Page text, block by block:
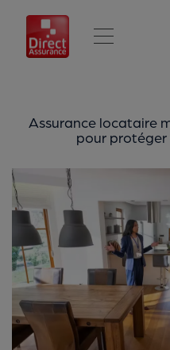
Assurance locataire
pour